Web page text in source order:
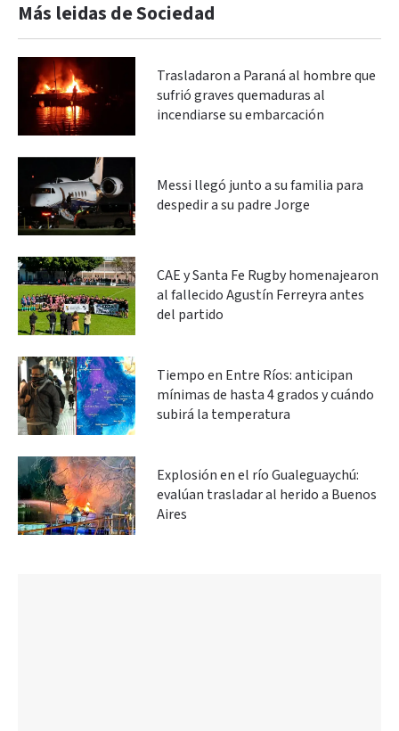
Más leidas de Sociedad
Trasladaron a Paraná al hombre que
sufrió graves quemaduras al
incendiarse su embarcación
Messi llegó junto a su familia para
despedir a su padre Jorge
CAE y Santa Fe Rugby homenajearon
al fallecido Agustín Ferreyra antes
del partido
Tiempo en Entre Ríos: anticipan
mínimas de hasta 4 grados y cuándo
subirá la temperatura
Explosión en el río Gualeguaychú:
evalúan trasladar al herido a Buenos
Aires